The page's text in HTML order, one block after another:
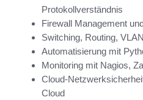
Protokollverständnis
Firewall Management
Switching, Routing,
Automatisierung mit
Monitoring mit Nagios,
Cloud-
Cloud